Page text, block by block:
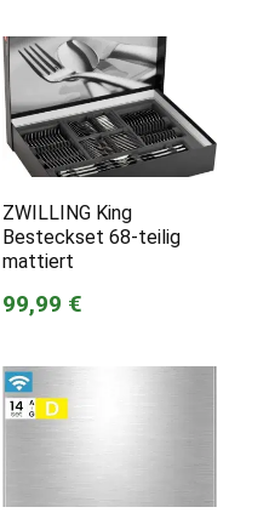
ZWILLING King
Besteckset 68-teilig
mattiert
99,99 €